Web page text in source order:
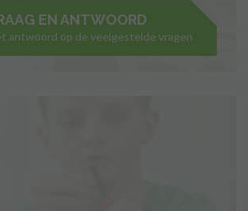
EN ANTWOORD
antwoord op de veelgestelde vragen